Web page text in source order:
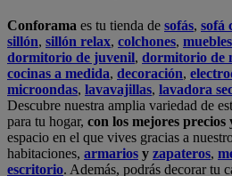
Conforama es tu tienda de sofás, sofá
sillón, sillón relax, colchones,
dormitorio de juvenil, dormitorio de
cocinas a medida, decoración,
microondas, lavavajillas, lavadora
Descubre nuestra amplia variedad de
para tu hogar, con los mejores precios
espacio en el que vives gracias a
habitaciones, armarios y zapateros,
escritorio. Además, podrás decorar tu